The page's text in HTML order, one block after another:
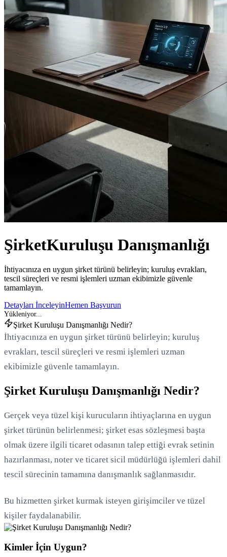
ŞirketKuruluşu Danışmanlığı
İhtiyacınıza en uygun şirket türünü belirleyin; kuruluş evrakları,
tescil süreçleri ve resmi işlemleri uzman ekibimizle güvenle
tamamlayın.
Detayları İnceleyinHemen Başvurun
Yükleniyor...
Şirket Kuruluşu Danışmanlığı Nedir?
İhtiyacınıza en uygun şirket türünü belirleyin; kuruluş
evrakları, tescil süreçleri ve resmi işlemleri uzman
ekibimizle güvenle tamamlayın.
Şirket Kuruluşu Danışmanlığı Nedir?
Gerçek veya tüzel kişi kurucuların ihtiyaçlarına en uygun
şirket türünün belirlenmesi; şirket esas sözleşmesi başta
olmak üzere ilgili ticaret odasının talep ettiği evrak setinin
hazırlanması, noter ve ticaret sicil müdürlüğü işlemleri dahil
tescil sürecinin tamamına danışmanlık sağlanmasıdır.
Bu hizmetten şirket kurmak isteyen girişimciler ve tüzel
kişiler faydalanabilir.
Kimler İçin Uygun?